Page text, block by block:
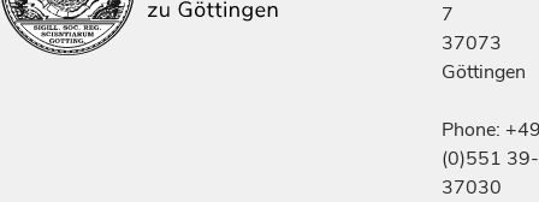
7
37073
Göttingen
Phone:
(0)551 39-
37030